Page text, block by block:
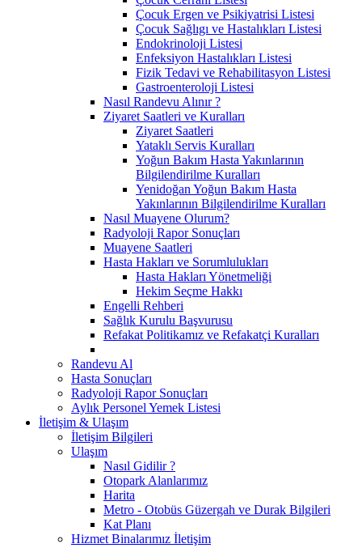
Çocuk Ergen ve Psikiyatrisi Listesi
Çocuk Sağlıgı ve Hastalıkları Listesi
Endokrinoloji Listesi
Enfeksiyon Hastalıkları Listesi
Fizik Tedavi ve Rehabilitasyon Listesi
Gastroenteroloji Listesi
Nasıl Randevu Alınır ?
Ziyaret Saatleri ve Kuralları
Ziyaret Saatleri
Yataklı Servis Kuralları
Yoğun Bakım Hasta Yakınlarının
Bilgilendirilme Kuralları
Yenidoğan Yoğun Bakım Hasta
Yakınlarının Bilgilendirilme Kuralları
Nasıl Muayene Olurum?
Radyoloji Rapor Sonuçları
Muayene Saatleri
Hasta Hakları ve Sorumlulukları
Hasta Hakları Yönetmeliği
Hekim Seçme Hakkı
Engelli Rehberi
Sağlık Kurulu Başvurusu
Refakat Politikamız ve Refakatçi Kuralları
Randevu Al
Hasta Sonuçları
Radyoloji Rapor Sonuçları
Aylık Personel Yemek Listesi
İletişim & Ulaşım
İletişim Bilgileri
Ulaşım
Nasıl Gidilir ?
Otopark Alanlarımız
Harita
Metro - Otobüs Güzergah ve Durak Bilgileri
Kat Planı
Hizmet Binalarımız İletişim